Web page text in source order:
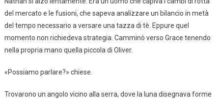
del mercato e le fusioni, che sapeva analizzare un bilancio in metà
del tempo necessario a versare una tazza di tè. Eppure quel
momento non richiedeva strategia. Camminò verso Grace tenendo
nella propria mano quella piccola di Oliver.
«Possiamo parlare?» chiese.
Trovarono un angolo vicino alla serra, dove la luna disegnava forme